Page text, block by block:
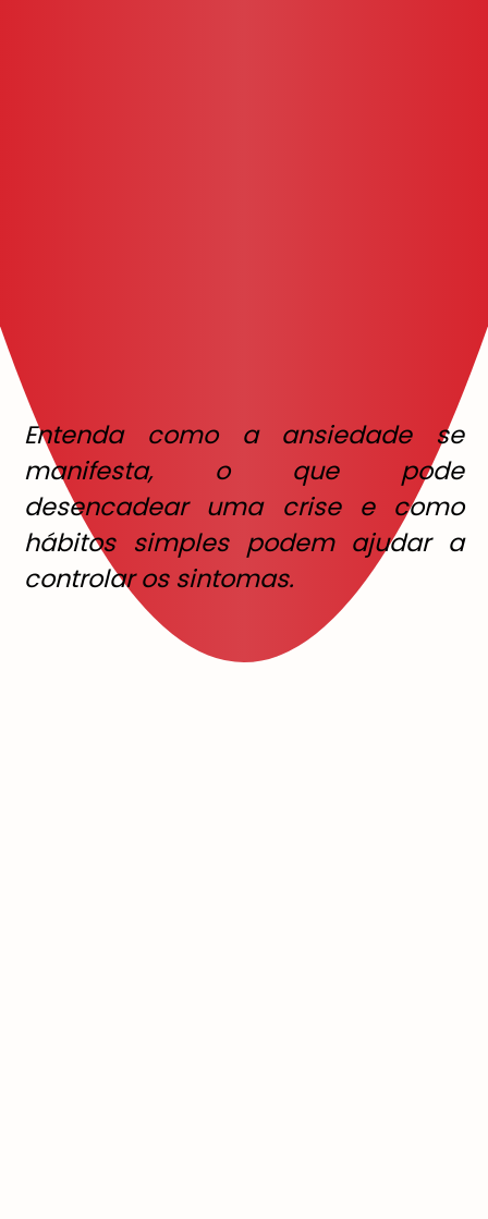
Entenda como a ansiedade se
manifesta, o que pode
desencadear uma crise e como
hábitos simples podem ajudar a
controlar os sintomas.